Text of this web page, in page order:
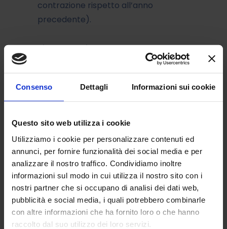
Consenso Dettagli Informazioni sui cookie
Questo sito web utilizza i cookie
Utilizziamo i cookie per personalizzare contenuti ed
annunci, per fornire funzionalità dei social media e per
analizzare il nostro traffico. Condividiamo inoltre
informazioni sul modo in cui utilizza il nostro sito con i
nostri partner che si occupano di analisi dei dati web,
pubblicità e social media, i quali potrebbero combinarle
con altre informazioni che ha fornito loro o che hanno
raccolto dal suo utilizzo dei loro servizi.
contrazione rispetto all’anno
precedente).
Ristrutturazione e green
Ci sono,poi, i nuovi trend che hanno
inciso positivamente sull’andamento
della domanda, tra cui i mutui di
ristrutturazione e, soprattutto, quelli
green per l’efﬁcientamento
arrivati a rappresentare l’8% sul
totale dei ﬁnanziamenti per l’acquisto
e l’11% di quelli per la ristrutturazione.
«In assenza di nuovi shock e con un
consolidamento della ripresa, oltre
che con i tassi d’interesse ancora